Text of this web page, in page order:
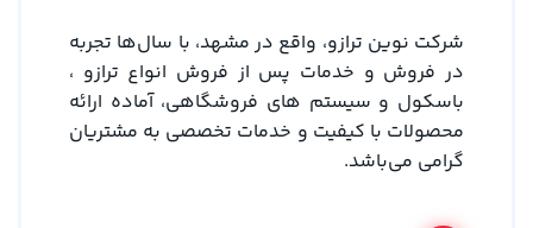
شرکت نوین ترازو، واقع در مشهد، با سال‌ها تجربه
در فروش و خدمات پس از فروش انواع ترازو ،
باسکول و سیستم های فروشگاهی، آماده ارائه
محصولات با کیفیت و خدمات تخصصی به مشتریان
گرامی می‌باشد.